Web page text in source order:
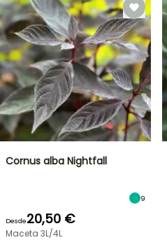
Cornus alba Nightfall
9
Desde20,50 €
Maceta 3L/4L